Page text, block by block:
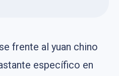
frente al yuan chino
específico en